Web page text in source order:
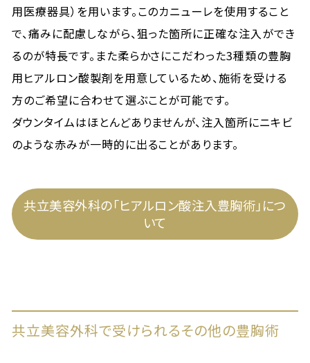
用医療器具）を用います。このカニューレを使用すること
で、痛みに配慮しながら、狙った箇所に正確な注入ができ
るのが特長です。また柔らかさにこだわった3種類の豊胸
用ヒアルロン酸製剤を用意しているため、施術を受ける
方のご希望に合わせて選ぶことが可能です。
ダウンタイムはほとんどありませんが、注入箇所にニキビ
のような赤みが一時的に出ることがあります。
共立美容外科の「ヒアルロン酸注入豊胸術」につ
いて
共立美容外科で受けられるその他の豊胸術